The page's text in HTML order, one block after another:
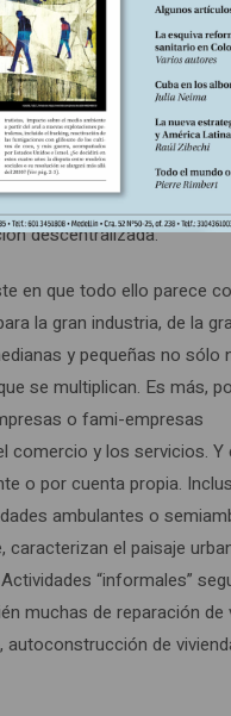
trabajo y conocimientos) y
las anteriores a
El concepto que mejor
de externalidades. Ahora
demanda las ventajas
de escala y los
éstos superan cierto
descentralizada.
en que todo ello parece
la gran industria, de la
y pequeñas no sólo
se multiplican. Es más,
o fami-empresas
comercio y los servicios. Y
o por cuenta propia.
ambulantes o
caracterizan el paisaje
“informales”
muchas de reparación de
autoconstrucción de